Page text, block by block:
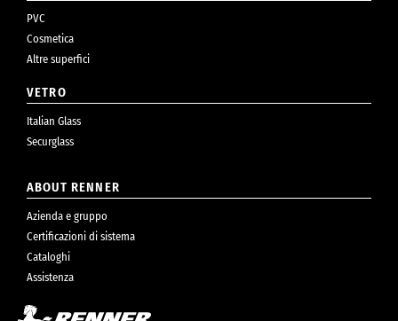
PVC
Cosmetica
Altre superfici
VETRO
Italian Glass
Securglass
ABOUT RENNER
Azienda e gruppo
Certificazioni di sistema
Cataloghi
Assistenza